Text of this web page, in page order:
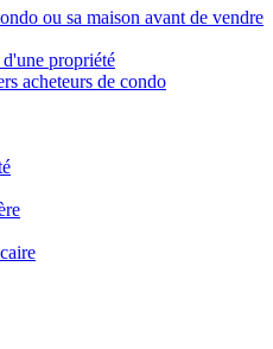
ou sa maison avant de vendre
propriété
acheteurs de condo